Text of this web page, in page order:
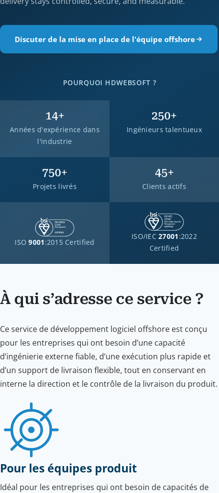
Discuter de la mise en place de l'équipe offshore
POURQUOI HDWEBSOFT ?
14+
Années d'expérience dans
l'industrie
250+
Ingénieurs talentueux
750+
Projets livrés
45+
Clients actifs
ISO9001 :2015 Certified
ISO/IEC27001 :2022
Certified
À qui s’adresse ce service ?
Ce service de développement logiciel offshore est conçu
pour les entreprises qui ont besoin d’une capacité
d’ingénierie externe fiable, d’une exécution plus rapide et
d’un support de livraison flexible, tout en conservant en
interne la direction et le contrôle de la livraison du produit.
Pour les équipes produit
Idéal pour les entreprises qui ont besoin de capacités de